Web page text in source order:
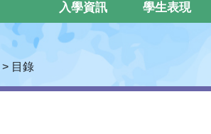
入學資訊 學生表現
> 目錄